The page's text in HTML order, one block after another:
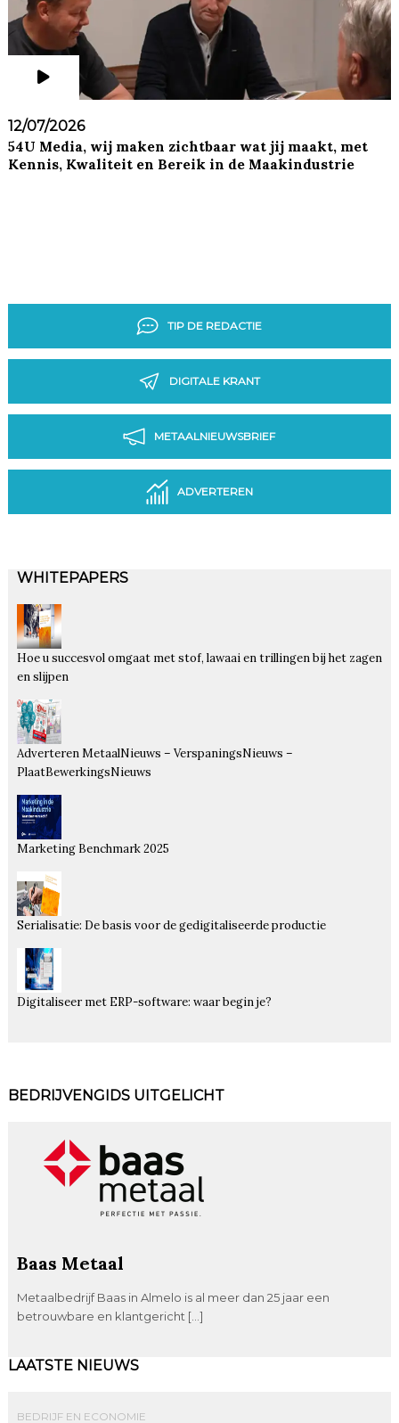
12/07/2026
54U Media, wij maken zichtbaar wat jij maakt, met
Kennis, Kwaliteit en Bereik in de Maakindustrie
TIP DE REDACTIE
DIGITALE KRANT
METAALNIEUWSBRIEF
ADVERTEREN
WHITEPAPERS
Hoe u succesvol omgaat met stof, lawaai en trillingen bij het zagen
en slijpen
Adverteren MetaalNieuws – VerspaningsNieuws –
PlaatBewerkingsNieuws
Marketing Benchmark 2025
Serialisatie: De basis voor de gedigitaliseerde productie
Digitaliseer met ERP-software: waar begin je?
BEDRIJVENGIDS UITGELICHT
Baas Metaal
Metaalbedrijf Baas in Almelo is al meer dan 25 jaar een
betrouwbare en klantgericht […]
LAATSTE NIEUWS
BEDRIJF EN ECONOMIE